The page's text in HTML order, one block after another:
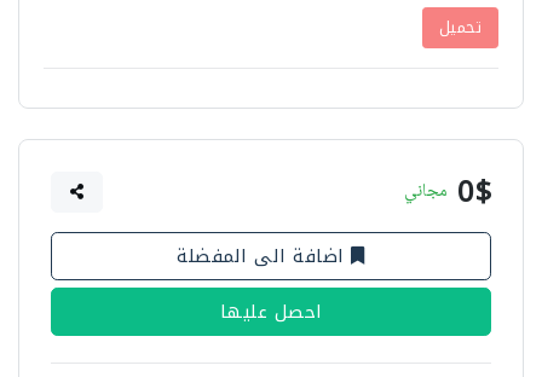
تحميل
0$ مجاني
اضافة الى المفضلة
احصل عليها